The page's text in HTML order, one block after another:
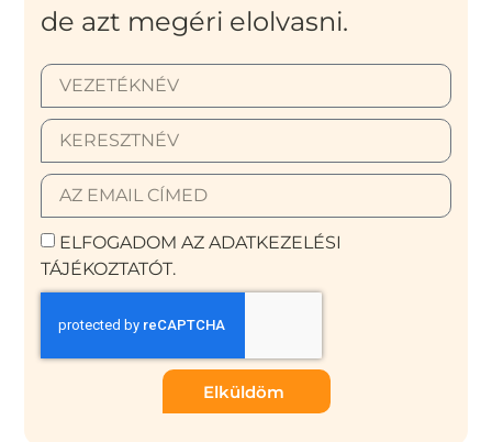
de azt megéri elolvasni.
ELFOGADOM AZ ADATKEZELÉSI
TÁJÉKOZTATÓT.
Elküldöm